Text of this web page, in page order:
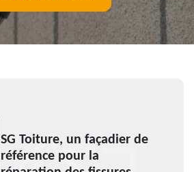
SG Toiture, un façadier de
référence pour la